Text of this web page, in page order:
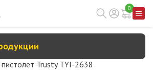
0
Trusty TYI-2638